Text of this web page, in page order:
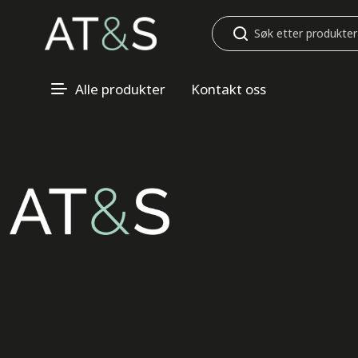
Søk
Alle produkter Kontakt oss